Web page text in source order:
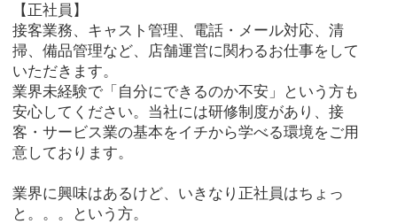
【正社員】
接客業務、キャスト管理、電話・メール対応、清
掃、備品管理など、店舗運営に関わるお仕事をして
いただきます。
業界未経験で「自分にできるのか不安」という方も
安心してください。当社には研修制度があり、接
客・サービス業の基本をイチから学べる環境をご用
意しております。
業界に興味はあるけど、いきなり正社員はちょっ
と。。。という方。